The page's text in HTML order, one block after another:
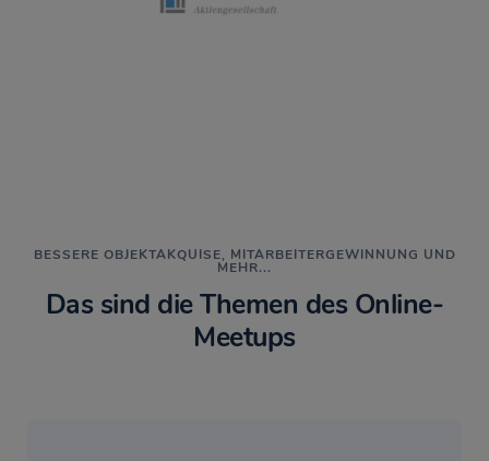
BESSERE OBJEKTAKQUISE, MITARBEITERGEWINNUNG UND
MEHR...
Das sind die Themen des Online-
Meetups